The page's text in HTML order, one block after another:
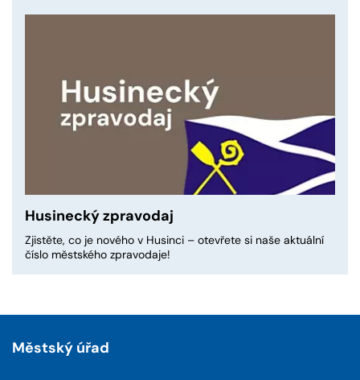
Husinecký zpravodaj
Zjistěte, co je nového v Husinci – otevřete si naše aktuální
číslo městského zpravodaje!
Městský úřad